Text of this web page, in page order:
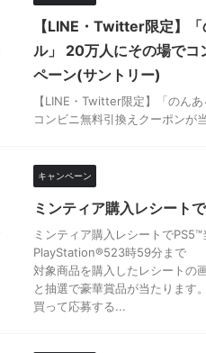
【LINE・Twitter限定】
ル」 20万人にその場でコ
ペーン(サントリー)
【LINE・Twitter限定】「のん
コンビニ無料引換えクーポンが
キャンペーン
ミンティア購入レシート
ミンティア購入レシートで
PlayStation®523時59分まで
対象商品を購入したレシートの
と抽選で豪華賞品が当たります。
買って応募する...